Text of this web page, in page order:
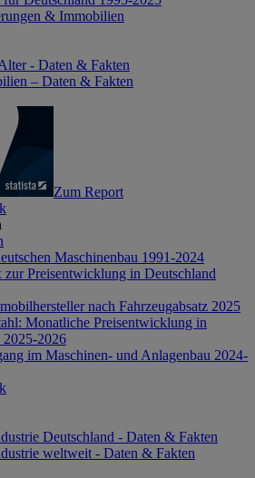
& Immobilien
- Daten & Fakten
– Daten & Fakten
Zum Report
Maschinenbau 1991-2024
zur Preisentwicklung in Deutschland
nach Fahrzeugabsatz 2025
Monatliche Preisentwicklung in
2025-2026
im Maschinen- und Anlagenbau 2024-
Deutschland - Daten & Fakten
weltweit - Daten & Fakten